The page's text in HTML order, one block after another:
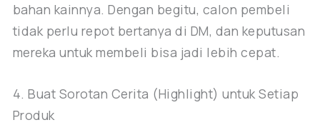
bahan kainnya. Dengan begitu, calon pembeli
tidak perlu repot bertanya di DM, dan keputusan
mereka untuk membeli bisa jadi lebih cepat.
4. Buat Sorotan Cerita (Highlight) untuk Setiap
Produk